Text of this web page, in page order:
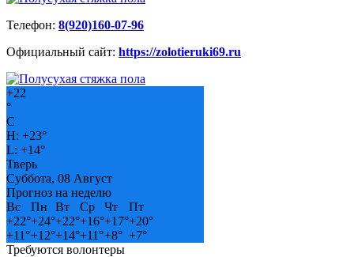
Телефон: 8(920)160-07-96
Официальный сайт: https://zolotieruki69.ru
+22
°
C
H: +23°
L: +14°
Тверь
Суббота, 08 Август
Прогноз на неделю
Вс
Пн Вт Ср Чт
Пт
+22°+24°+22°+16°+17°+20°
+11°+12°+14°+11°+8° +7°
Требуются волонтеры